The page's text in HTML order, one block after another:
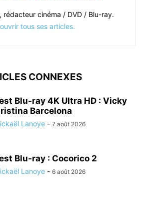
rédacteur cinéma / DVD / Blu-ray.
tous ses articles.
CONNEXES
Blu-ray 4K Ultra HD : Vicky
Barcelona
Lanoye - 7 août 2026
Blu-ray : Cocorico 2
Lanoye - 6 août 2026